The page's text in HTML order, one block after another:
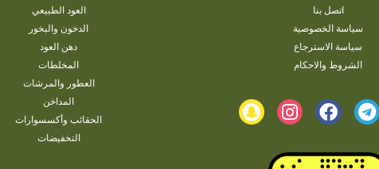
العود الطبيعي
الدخون والبخور
دهن العود
المخلطات
العطور والمرشات
المداخن
الحقائب وأكسسوارات
التخفيضات
اتصل بنا
سياسة الخصوصية
سياسة الاسترجاع
الشروط والاحكام